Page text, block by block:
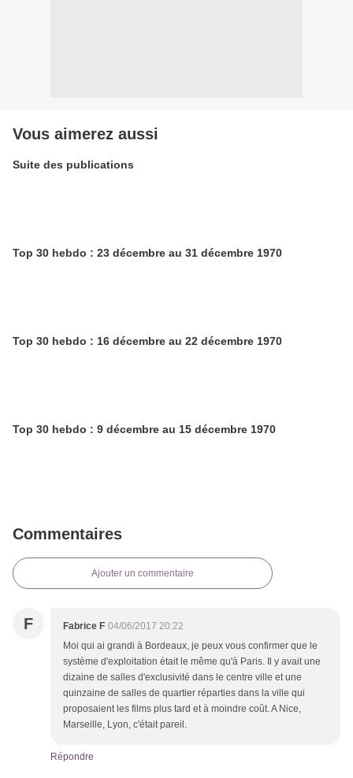
Vous aimerez aussi
Suite des publications
Top 30 hebdo : 23 décembre au 31 décembre 1970
Top 30 hebdo : 16 décembre au 22 décembre 1970
Top 30 hebdo : 9 décembre au 15 décembre 1970
Commentaires
Ajouter un commentaire
F Fabrice F 04/06/2017 20:22
Moi qui ai grandi à Bordeaux, je peux vous confirmer que le
système d'exploitation était le même qu'à Paris. Il y avait une
dizaine de salles d'exclusivité dans le centre ville et une
quinzaine de salles de quartier réparties dans la ville qui
proposaient les films plus tard et à moindre coût. A Nice,
Marseille, Lyon, c'était pareil.
Répondre